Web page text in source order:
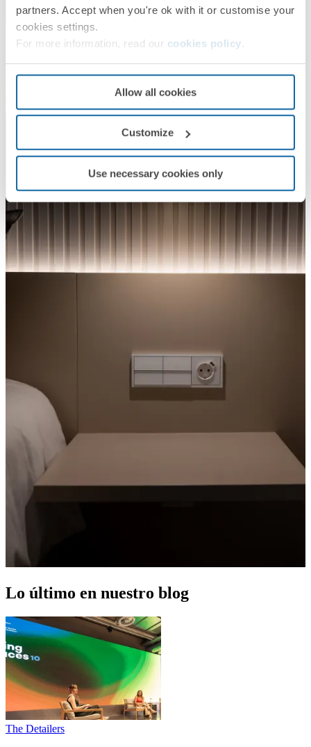
partners. Accept when you're ok with it or customise your
cookies settings.
For more information, read our cookies policy
Allow all cookies
Customize
Use necessary cookies only
Lo último en nuestro blog
The Detailers